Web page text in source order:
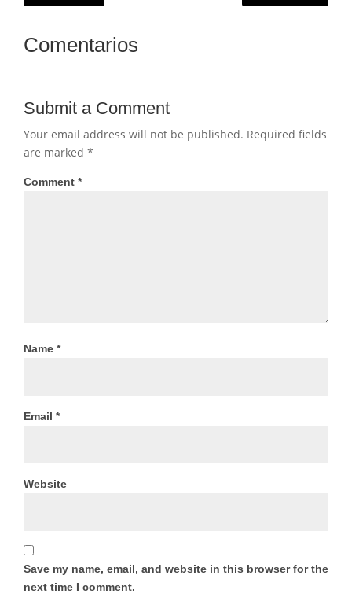
Comentarios
Submit a Comment
Your email address will not be published. Required fields
are marked *
Comment *
Name *
Email *
Website
Save my name, email, and website in this browser for the
next time I comment.